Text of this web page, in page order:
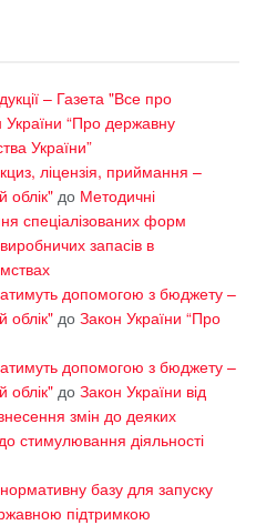
– Газета "Все про
України “Про державну
України”
ліцензія, приймання –
облік" до Методичні
спеціалізованих форм
запасів в
допомогою з бюджету –
облік" до Закон України “Про
допомогою з бюджету –
облік" до Закон України від
змін до деяких
стимулювання діяльності
базу для запуску
підтримкою